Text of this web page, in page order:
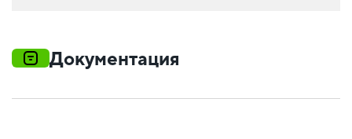
Документация